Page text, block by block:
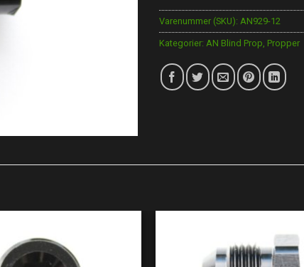
Varenummer (SKU): AN929-12
Kategorier: AN Blind Prop, Propper